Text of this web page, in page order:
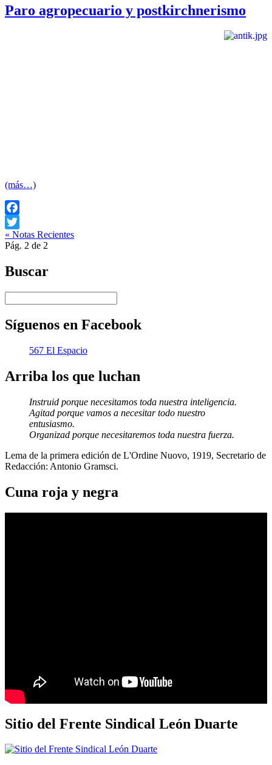
Paro agropecuario y postkirchnerismo
(más…)
Facebook
Twitter
« Notas Recientes
Pág. 2 de 2
Buscar
Síguenos en Facebook
567 El Espacio
Arriba los que luchan
Instruid porque necesitamos toda nuestra inteligencia.
Agitad porque vamos a necesitar todo nuestro
entusiasmo.
Organizad porque necesitaremos toda nuestra fuerza.
Lema de la primera edición de L'Ordine Nuovo, 1919, Secretario de
Redacción: Antonio Gramsci.
Cuna roja y negra
Sitio del Frente Sindical León Duarte